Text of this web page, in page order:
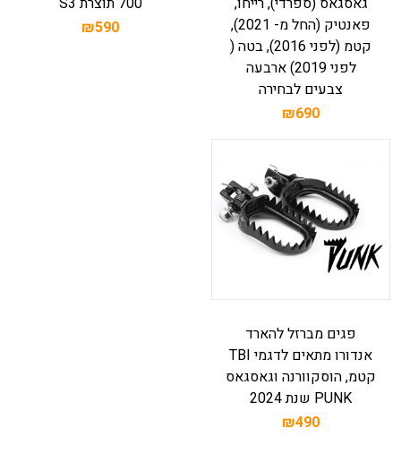
פאנטיק (החל מ- 2021),
קטמ (לפני 2016), בטה (
לפני 2019) ארבעה
צבעים לבחירה
₪690
₪590
פגים מברזל להארד
אנדורו מתאים לדגמי TBI
קטמ, הוסקוורנה וגאסגאס
PUNK שנת 2024
₪490